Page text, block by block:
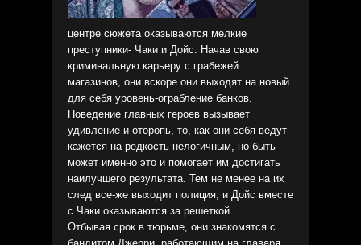
центре сюжета оказываются мелкие
преступники- Чаки и Дойс. Начав свою
криминальную карьеру с грабежей
магазинов, они вскоре они выходят на новый
для себя уровень-ограбление банков.
Поведение главных героев вызывает
удивление и оторопь, то, как они себя ведут
кажется на редкость нелогичным, но быть
может именно это и помогает им достигать
наилучшего результата. Тем не менее на их
след все-же выходит полиция, и Дойс вместе
с Чаки оказываются за решеткой.
Отбывая срок в тюрьме, они знакомятся с